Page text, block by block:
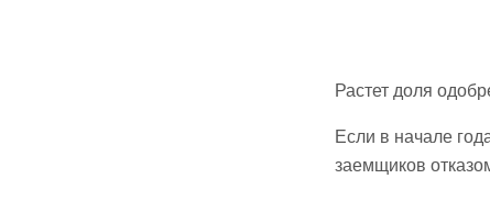
Растет доля
Если в начале
заемщиков